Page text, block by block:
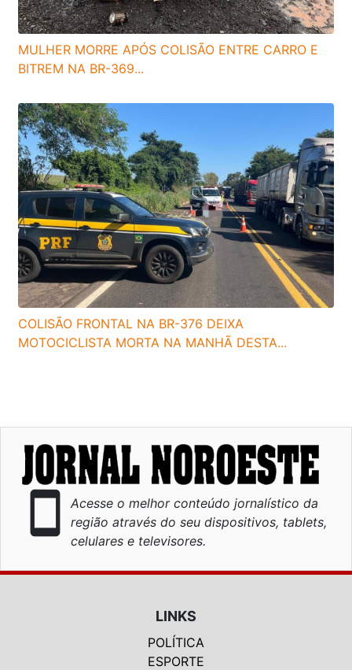
MULHER MORRE APÓS COLISÃO ENTRE CARRO E
BITREM NA BR-369...
COLISÃO FRONTAL NA BR-376 DEIXA
MOTOCICLISTA MORTA NA MANHÃ DESTA...
smartphone
Acesse o melhor conteúdo jornalístico da
região através do seu dispositivos, tablets,
celulares e televisores.
LINKS
POLÍTICA
ESPORTE